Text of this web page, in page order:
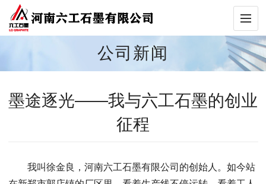
公司新闻
墨途逐光——我与六工石墨的创业
征程
我叫徐金良，河南六工石墨有限公司的创始人。如今站